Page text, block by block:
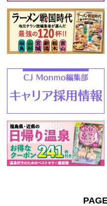
西郷村 仙台市
栃木県 茨城県
那須郡那須町
那須塩原市 浅
カテゴリ
特産品 アウト
公園